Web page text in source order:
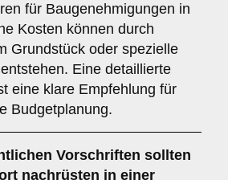
für Baugenehmigungen in
Kosten können durch
Grundstück oder spezielle
Eine detaillierte
eine klare Empfehlung für
Budgetplanung.
Vorschriften sollten
nachrüsten in einer